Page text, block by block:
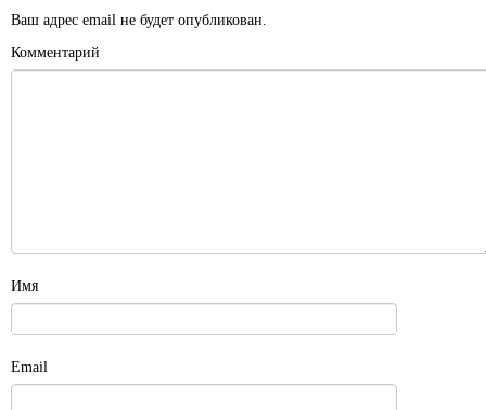
Ваш адрес email не будет опубликован.
Комментарий
Имя
Email